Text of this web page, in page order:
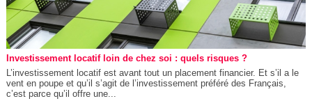
Investissement locatif loin de chez soi : quels risques ?
L’investissement locatif est avant tout un placement financier. Et s’il a le
vent en poupe et qu’il s’agit de l’investissement préféré des Français,
c’est parce qu’il offre une...